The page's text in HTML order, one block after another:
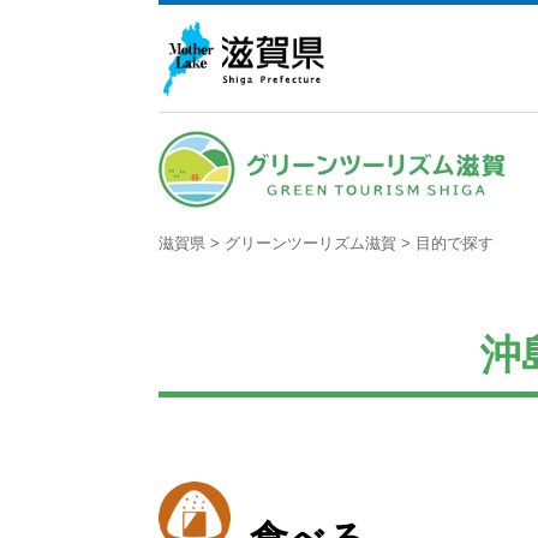
滋賀県 > グリーンツーリズム滋賀 > 目的で探す
沖